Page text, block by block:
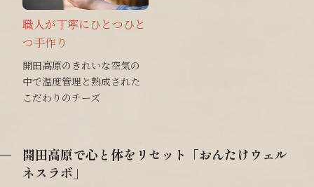
職人が丁寧にひとつひと
つ手作り
開田高原のきれいな空気の
中で温度管理と熟成された
こだわりのチーズ
開田高原で心と体をリセット「おんたけウェル
ネスラボ」